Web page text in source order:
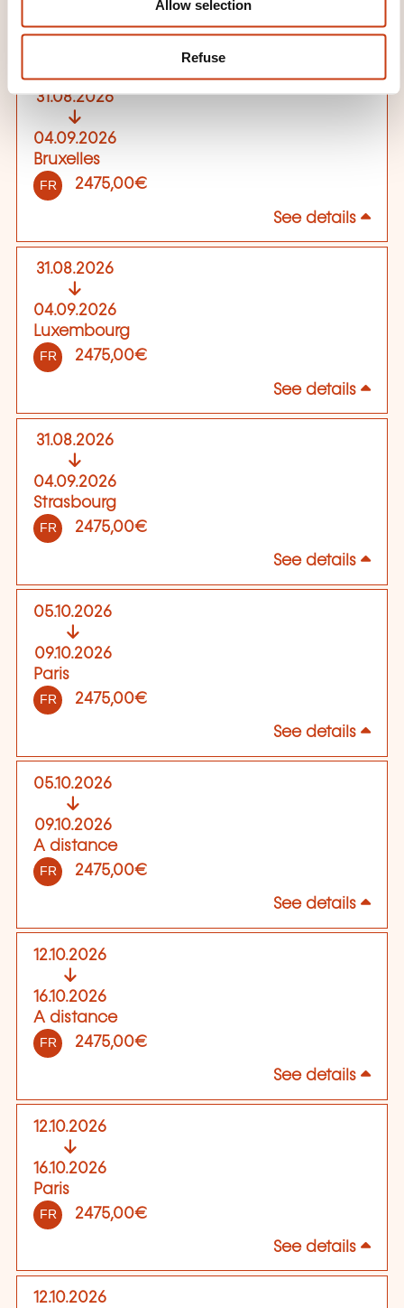
Allow selection
Refuse
31.08.2026
04.09.2026
Bruxelles
FR 2475,00€
See details
31.08.2026
04.09.2026
Luxembourg
FR 2475,00€
See details
31.08.2026
04.09.2026
Strasbourg
FR 2475,00€
See details
05.10.2026
09.10.2026
Paris
FR 2475,00€
See details
05.10.2026
09.10.2026
A distance
FR 2475,00€
See details
12.10.2026
16.10.2026
A distance
FR 2475,00€
See details
12.10.2026
16.10.2026
Paris
FR 2475,00€
See details
12.10.2026